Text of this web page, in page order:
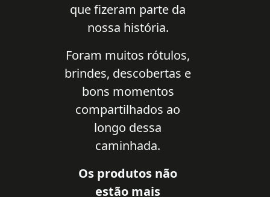
que fizeram parte da
nossa história.
Foram muitos rótulos,
brindes, descobertas e
bons momentos
compartilhados ao
longo dessa
caminhada.
Os produtos não
estão mais